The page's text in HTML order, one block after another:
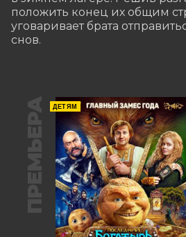
положить конец их общим
уговаривает брата
снов.
ПРЕМЬЕРА ДЕТЯМ